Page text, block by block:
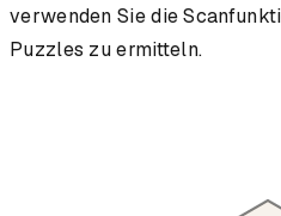
verwenden Sie die
Puzzles zu ermitteln.